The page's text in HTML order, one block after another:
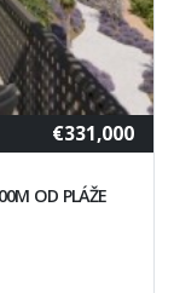
€331,000
OD PLÁŽE